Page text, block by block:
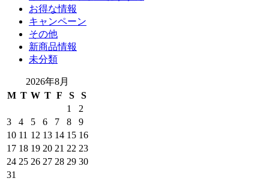
お得な情報
キャンペーン
その他
新商品情報
未分類
2026年8月
M T W T F S
S
1
2
3
4 5 6 7 8
9
10 11 12 13 14 15 16
17 18 19 20 21 22 23
24 25 26 27 28 29 30
31